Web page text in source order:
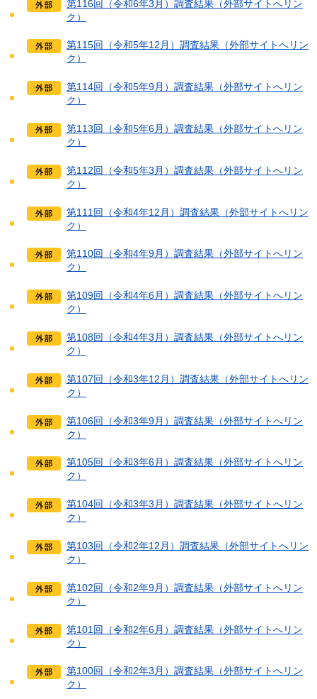
第116回（令和6年3月）調査結果（外部サイトへリン
ク）
第115回（令和5年12月）調査結果（外部サイトへリン
ク）
第114回（令和5年9月）調査結果（外部サイトへリン
ク）
第113回（令和5年6月）調査結果（外部サイトへリン
ク）
第112回（令和5年3月）調査結果（外部サイトへリン
ク）
第111回（令和4年12月）調査結果（外部サイトへリン
ク）
第110回（令和4年9月）調査結果（外部サイトへリン
ク）
第109回（令和4年6月）調査結果（外部サイトへリン
ク）
第108回（令和4年3月）調査結果（外部サイトへリン
ク）
第107回（令和3年12月）調査結果（外部サイトへリン
ク）
第106回（令和3年9月）調査結果（外部サイトへリン
ク）
第105回（令和3年6月）調査結果（外部サイトへリン
ク）
第104回（令和3年3月）調査結果（外部サイトへリン
ク）
第103回（令和2年12月）調査結果（外部サイトへリン
ク）
第102回（令和2年9月）調査結果（外部サイトへリン
ク）
第101回（令和2年6月）調査結果（外部サイトへリン
ク）
第100回（令和2年3月）調査結果（外部サイトへリン
ク）